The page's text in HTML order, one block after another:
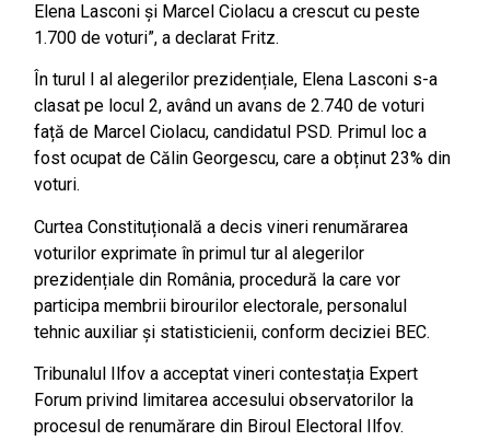
Elena Lasconi și Marcel Ciolacu a crescut cu peste
1.700 de voturi”, a declarat Fritz.
În turul I al alegerilor prezidențiale, Elena Lasconi s-a
clasat pe locul 2, având un avans de 2.740 de voturi
față de Marcel Ciolacu, candidatul PSD. Primul loc a
fost ocupat de Călin Georgescu, care a obținut 23% din
voturi.
Curtea Constituțională a decis vineri renumărarea
voturilor exprimate în primul tur al alegerilor
prezidențiale din România, procedură la care vor
participa membrii birourilor electorale, personalul
tehnic auxiliar și statisticienii, conform deciziei BEC.
Tribunalul Ilfov a acceptat vineri contestația Expert
Forum privind limitarea accesului observatorilor la
procesul de renumărare din Biroul Electoral Ilfov.